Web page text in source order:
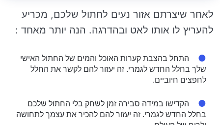
לאחר שיצרתם אזור נעים לחתול שלכם, מכריע
להעריץ לו אותו לאט ובהדרגה. הנה יותר מאחד :
התחל בהצבת קערות האוכל והמים של החתול האישי
שלך בחלל החדש לגמרי. זה יעזור להם לקשר את החלל
לחפצים חיוביים.
הקדישו במידה סבירה זמן לשחק בלי החתול שלכם
בחלל החדש לגמרי. זה יעזור להם להכיר את עצמך לתחושה